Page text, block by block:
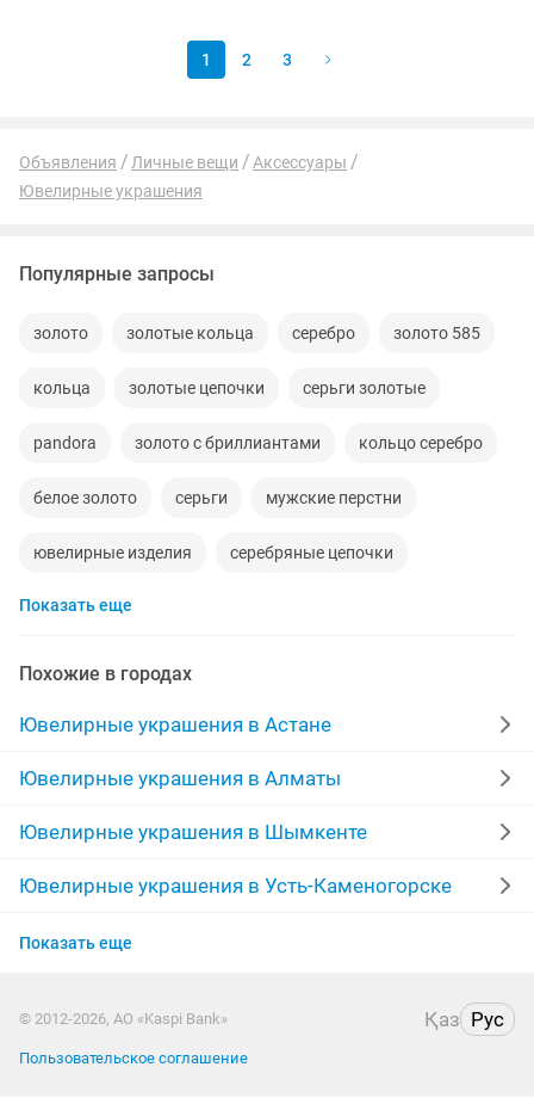
1 2 3
Объявления Личные вещи
Аксессуары
Ювелирные украшения
Популярные запросы
золото золотые кольца серебро золото 585
кольца золотые цепочки серьги золотые
pandora золото с бриллиантами кольцо серебро
белое золото серьги мужские перстни
ювелирные изделия серебряные цепочки
цепочки
перстень украшения серьги с бриллиантами
кулоны золотые кольцо с бриллиантами
583 пробы крестик подвески
золотые новые серьги бусы
серебро проба 925
Показать еще
Похожие в городах
Ювелирные украшения в Астане
Ювелирные украшения в Алматы
Ювелирные украшения в Шымкенте
Ювелирные украшения в Усть-Каменогорске
Ювелирные украшения в Актобе
Ювелирные украшения в Павлодаре
Показать еще
© 2012-2026, АО «Kaspi Bank» Қаз Рус
Пользовательское соглашение